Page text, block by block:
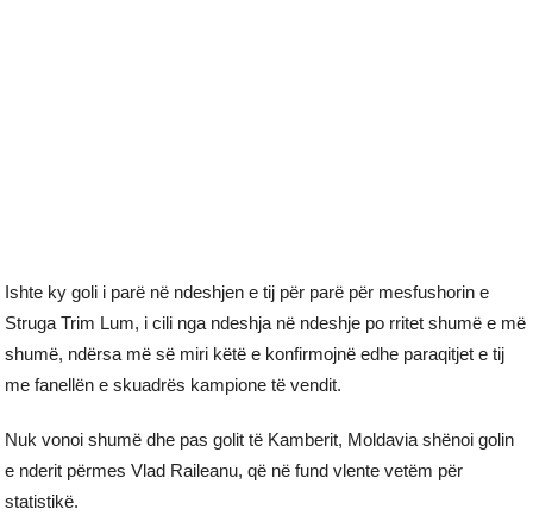
Ishte ky goli i parë në ndeshjen e tij për parë për mesfushorin e
Struga Trim Lum, i cili nga ndeshja në ndeshje po rritet shumë e më
shumë, ndërsa më së miri këtë e konfirmojnë edhe paraqitjet e tij
me fanellën e skuadrës kampione të vendit.
Nuk vonoi shumë dhe pas golit të Kamberit, Moldavia shënoi golin
e nderit përmes Vlad Raileanu, që në fund vlente vetëm për
statistikë.